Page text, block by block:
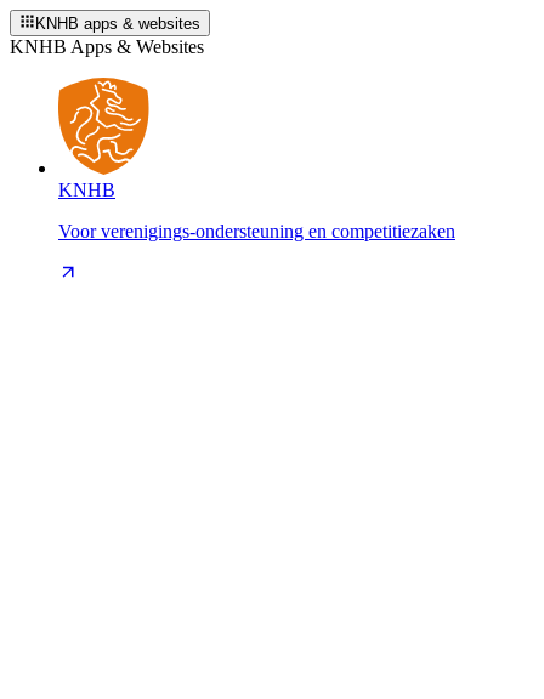
KNHB apps & websites
KNHB Apps & Websites
KNHB
Voor verenigings-ondersteuning en competitiezaken